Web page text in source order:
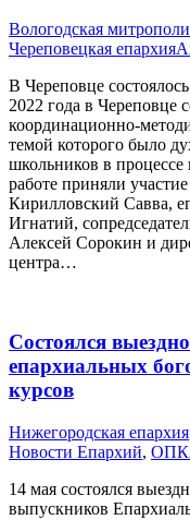
Вологодская
Череповецкая епархия
В Череповце
2022 года в Череповце
координационно-
темой которого было
школьников в
работе приняли
Кирилловский Савва,
Игнатий,
Алексей Сорокин и
центра…
Состоялся
епархиальных
курсов
Нижегородская епархия
Новости Епархий, ОПК
14 мая состоялся
выпускников